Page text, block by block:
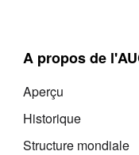
A propos de
Aperçu
Historique
Structure mondiale